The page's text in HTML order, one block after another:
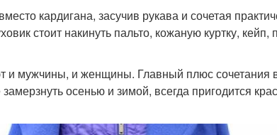
кардигана, засучив рукава и сочетая
стоит накинуть пальто, кожаную куртку,
и мужчины, и женщины. Главный плюс
осенью и зимой, всегда пригодится